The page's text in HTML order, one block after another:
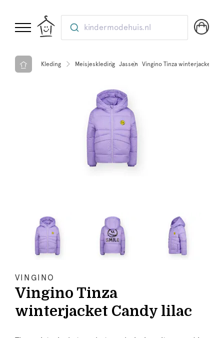
kindermodehuis.nl
Kleding Meisjeskleding Jassen Vingino Tinza winterjacket
VINGINO
Vingino Tinza
winterjacket Candy lilac